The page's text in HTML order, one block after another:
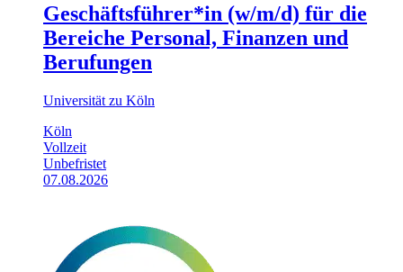
Geschäftsführer*in (w/m/d) für die
Bereiche Personal, Finanzen und
Berufungen
Universität zu Köln
Köln
Vollzeit
Unbefristet
07.08.2026